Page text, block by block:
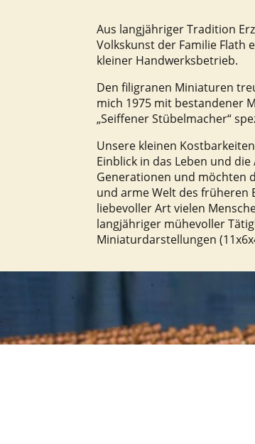
Aus langjähriger Tradition
Volkskunst der Familie Flath
kleiner Handwerksbetrieb.
Den filigranen Miniaturen
mich 1975 mit bestandener
„Seiffener Stübelmacher“
Unsere kleinen
Einblick in das Leben und
Generationen und möchten
und arme Welt des früheren
liebevoller Art vielen
langjähriger mühevoller
Miniaturdarstellungen